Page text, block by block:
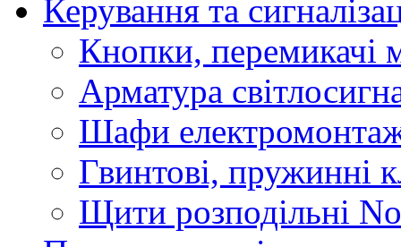
Керування та
Кнопки, перемикачі
Арматура
Шафи
Гвинтові, пружинні
Щити розподільні